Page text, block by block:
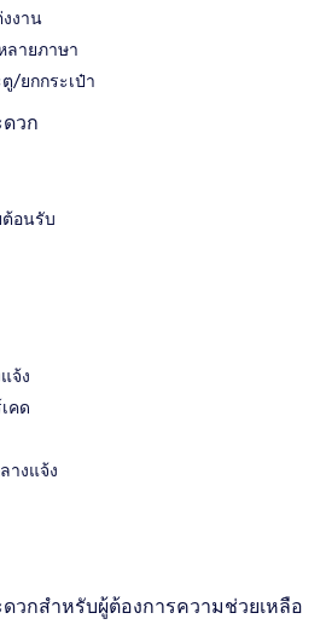
งาน
ลายภาษา
/ยกกระเป๋า
วก
อนรับ
จ้ง
คด
างแจ้ง
วกสำหรับผู้ต้องการความช่วยเหลือ